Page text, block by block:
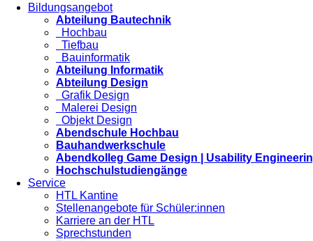
Bildungsangebot
Abteilung Bautechnik
Hochbau
Tiefbau
Bauinformatik
Abteilung Informatik
Abteilung Design
Grafik Design
Malerei Design
Objekt Design
Abendschule Hochbau
Bauhandwerkschule
Abendkolleg Game Design | Usability
Hochschulstudiengänge
Service
HTL Kantine
Stellenangebote für Schüler:innen
Karriere an der HTL
Sprechstunden